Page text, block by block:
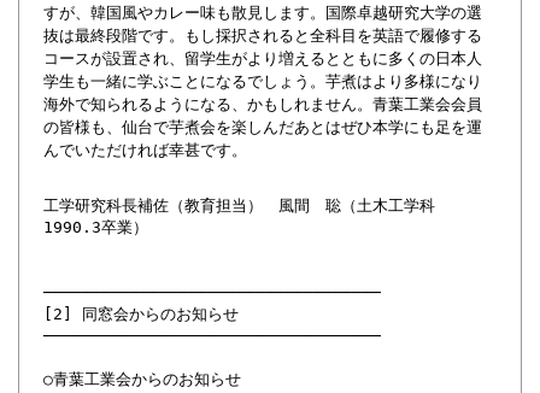
すが、韓国風やカレー味も散見します。国際卓越研究大学の選
抜は最終段階です。もし採択されると全科目を英語で履修する
コースが設置され、留学生がより増えるとともに多くの日本人
学生も一緒に学ぶことになるでしょう。芋煮はより多様になり
海外で知られるようになる、かもしれません。青葉工業会会員
の皆様も、仙台で芋煮会を楽しんだあとはぜひ本学にも足を運
んでいただければ幸甚です。
工学研究科長補佐（教育担当） 風間 聡（土木工学科
1990.3卒業）
───────────────────────────────────
[2] 同窓会からのお知らせ
───────────────────────────────────
○青葉工業会からのお知らせ